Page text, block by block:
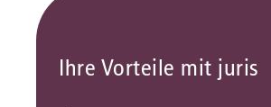
Ihre Vorteile mit juris